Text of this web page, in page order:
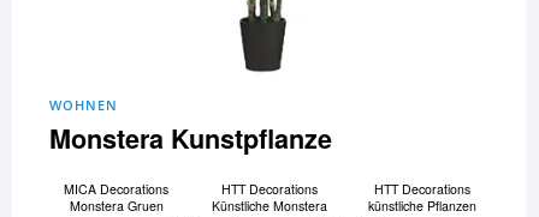
WOHNEN
Monstera Kunstpflanze
MICA Decorations
Monstera Gruen
HTT Decorations
Künstliche Monstera
HTT Decorations
künstliche Pflanzen